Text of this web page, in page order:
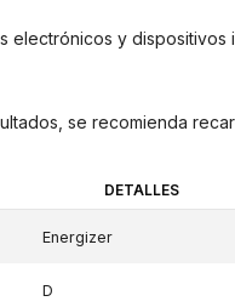
electrónicos y dispositivos
se recomienda
DETALLES
Energizer
D